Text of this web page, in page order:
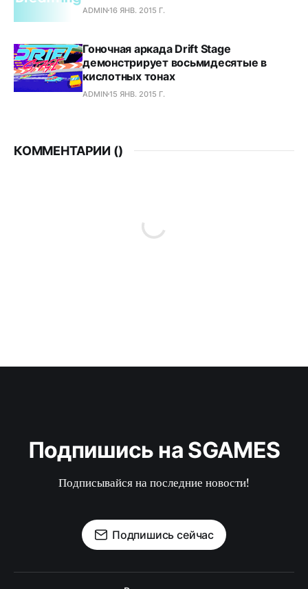
ADMIN16 ЯНВ. 2015 Г.
Гоночная аркада Drift Stage
демонстрирует восьмидесятые в
кислотных тонах
ADMIN15 ЯНВ. 2015 Г.
КОММЕНТАРИИ ()
Подпишись на SGAMES
Подписывайся на последние новости!
Подпишись сейчас